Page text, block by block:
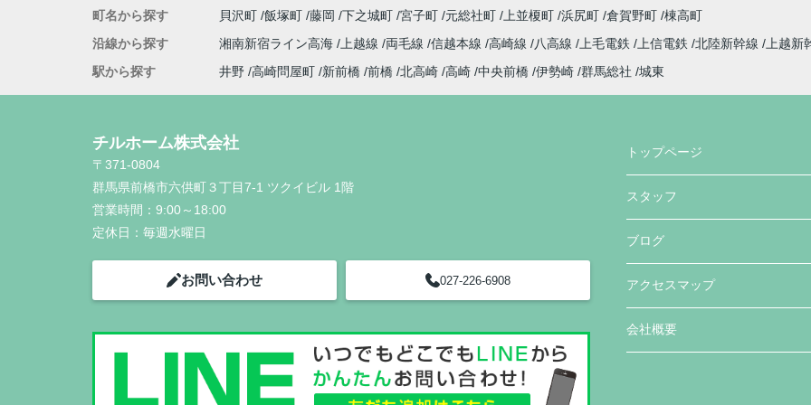
町名から探す 貝沢町 飯塚町 藤岡 下之城町 宮子町 元総社町 上並榎町 浜尻町 倉賀野町 棟高町
沿線から探す
湘南新宿ライン高海 上越線 両毛線 信越本線 高崎線 八高線 上毛電鉄 上信電鉄 北陸新幹線
上越新
駅から探す
井野 高崎問屋町 新前橋 前橋 北高崎 高崎 中央前橋 伊勢崎 群馬総社 城東
チルホーム株式会社
〒371-0804
群馬県前橋市六供町３丁目7-1 ツクイビル 1階
営業時間： 9:00～18:00
定休日： 毎週水曜日
お問い合わせ 027-226-6908
トップページ
スタッフ
ブログ
アクセスマップ
会社概要